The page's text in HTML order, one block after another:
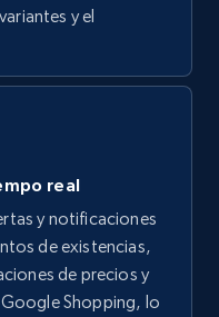
Initial
count, and
Product
Rating,
y el
real
y notificaciones
de existencias,
de precios y
Shopping, lo